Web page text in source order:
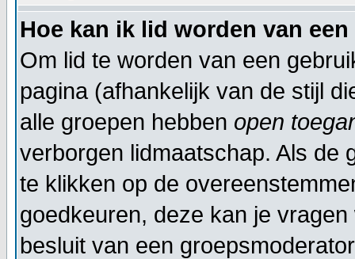
Hoe kan ik lid worden van
Om lid te worden van een
pagina (afhankelijk van de stijl
alle groepen hebben open
verborgen lidmaatschap. Als de
te klikken op de
goedkeuren, deze kan je
besluit van een